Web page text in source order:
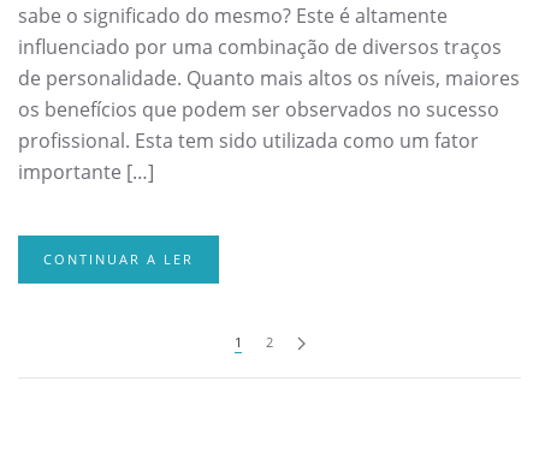
sabe o significado do mesmo? Este é altamente
influenciado por uma combinação de diversos traços
de personalidade. Quanto mais altos os níveis, maiores
os benefícios que podem ser observados no sucesso
profissional. Esta tem sido utilizada como um fator
importante […]
CONTINUAR A LER
1 2